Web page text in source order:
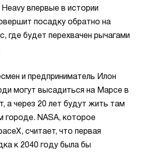
впервые в истории
посадку обратно на
где будет перехвачен рычагами
и предприниматель Илон
могут высадиться на Марсе в
а через 20 лет будут жить там
городе. NASA, которое
считает, что первая
к 2040 году была бы